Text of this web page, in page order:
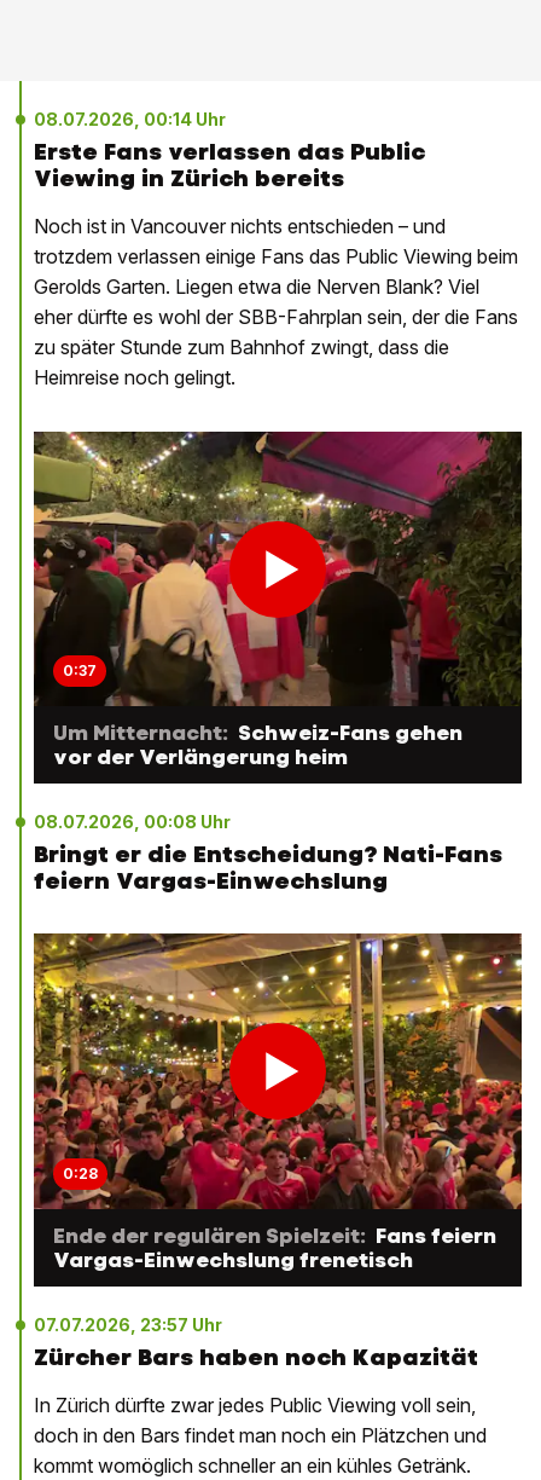
08.07.2026, 00:14 Uhr
Erste Fans verlassen das Public
Viewing in Zürich bereits
Noch ist in Vancouver nichts entschieden – und
trotzdem verlassen einige Fans das Public Viewing beim
Gerolds Garten. Liegen etwa die Nerven Blank? Viel
eher dürfte es wohl der SBB-Fahrplan sein, der die Fans
zu später Stunde zum Bahnhof zwingt, dass die
Heimreise noch gelingt.
0:37
Um Mitternacht: Schweiz-Fans gehen
vor der Verlängerung heim
08.07.2026, 00:08 Uhr
Bringt er die Entscheidung? Nati-Fans
feiern Vargas-Einwechslung
0:28
Ende der regulären Spielzeit: Fans feiern
Vargas-Einwechslung frenetisch
07.07.2026, 23:57 Uhr
Zürcher Bars haben noch Kapazität
In Zürich dürfte zwar jedes Public Viewing voll sein,
doch in den Bars findet man noch ein Plätzchen und
kommt womöglich schneller an ein kühles Getränk.